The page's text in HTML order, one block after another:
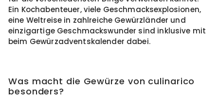
Ein Kochabenteuer, viele Geschmacksexplosionen,
eine Weltreise in zahlreiche Gewürzländer und
einzigartige Geschmackswunder sind inklusive mit
beim Gewürzadventskalender dabei.
Was macht die Gewürze von culinarico
besonders?